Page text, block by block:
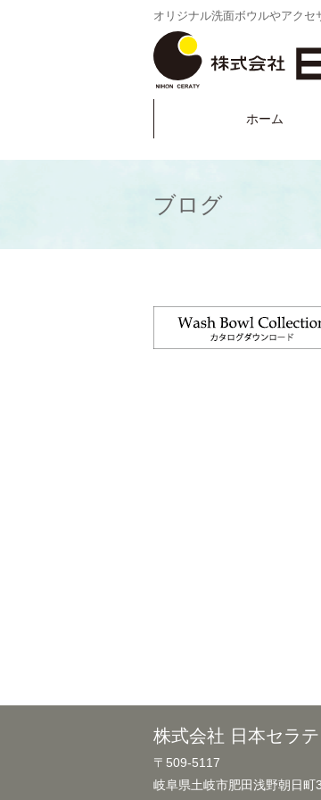
オリジナル洗面ボウルやアクセ
ホーム
ブログ
株式会社 日本セラテ
〒509-5117
岐阜県土岐市肥田浅野朝日町